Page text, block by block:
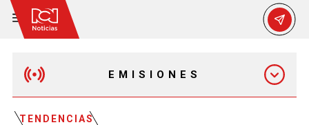
EMISIONES
TENDENCIAS